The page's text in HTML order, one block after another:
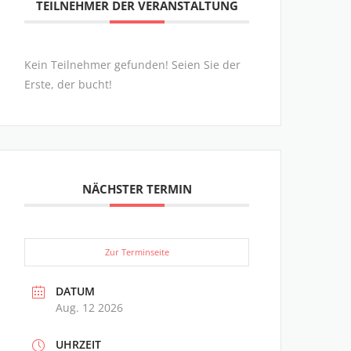
TEILNEHMER DER VERANSTALTUNG
Kein Teilnehmer gefunden! Seien Sie der
Erste, der bucht!
NÄCHSTER TERMIN
Zur Terminseite
DATUM
Aug. 12 2026
UHRZEIT